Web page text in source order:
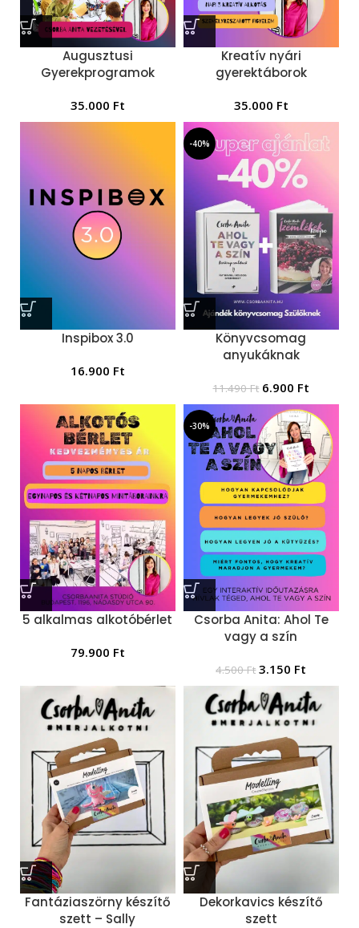
Augusztusi
Gyerekprogramok
35.000 Ft
Kreatív nyári
gyerektáborok
35.000 Ft
Inspibox 3.0
16.900 Ft
-40%
Könyvcsomag
anyukáknak
11.490Ft 6.900 Ft
5 alkalmas alkotóbérlet
79.900 Ft
-30%
Csorba Anita: Ahol Te
vagy a szín
4.500Ft 3.150 Ft
Fantáziaszörny készítő
szett – Sally
Dekorkavics készítő
szett